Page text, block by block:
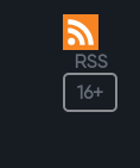
RSS
16+